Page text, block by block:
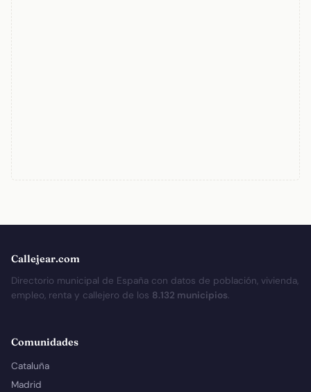
Callejear.com
Directorio municipal de España con datos de población, vivienda,
empleo, renta y callejero de los 8.132 municipios.
Comunidades
Cataluña
Madrid